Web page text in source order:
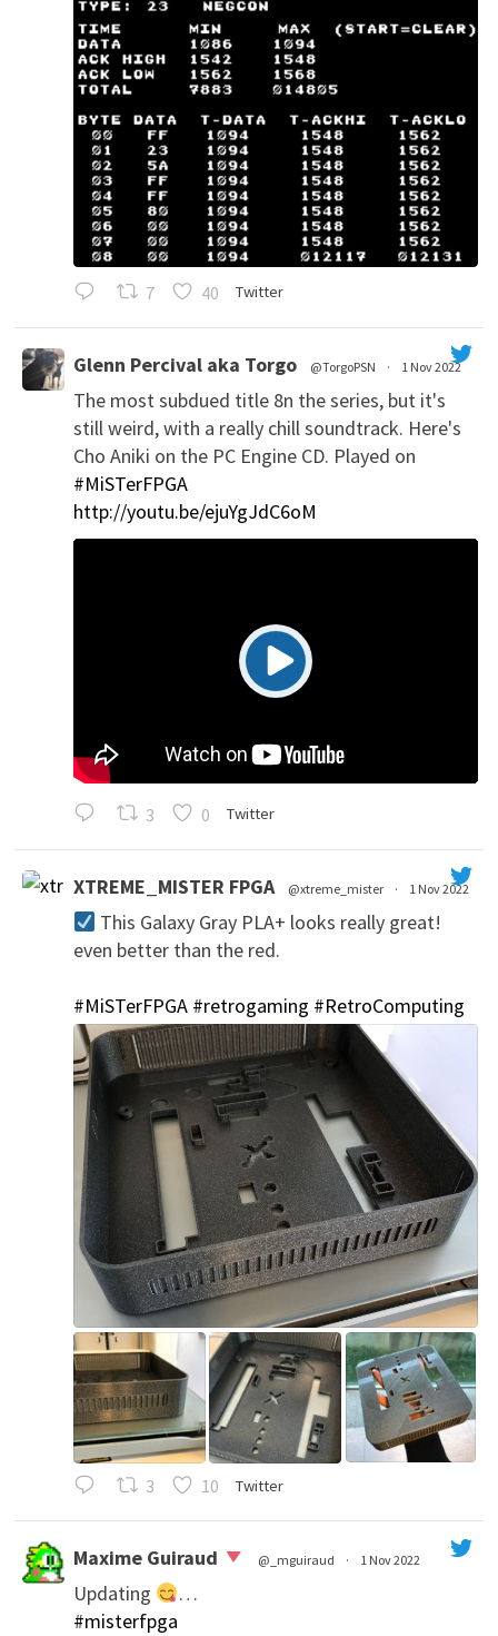
7 40 Twitter
Glenn Percival aka Torgo @TorgoPSN · 1 Nov 2022
The most subdued title 8n the series, but it's
still weird, with a really chill soundtrack. Here's
Cho Aniki on the PC Engine CD. Played on
#MiSTerFPGA
http://youtu.be/ejuYgJdC6oM
3 0 Twitter
XTREME_MISTER FPGA @xtreme_mister · 1 Nov 2022
This Galaxy Gray PLA+ looks really great!
even better than the red.
#MiSTerFPGA #retrogaming #RetroComputing
3 10 Twitter
Maxime Guiraud @_mguiraud · 1 Nov 2022
Updating
…
#misterfpga